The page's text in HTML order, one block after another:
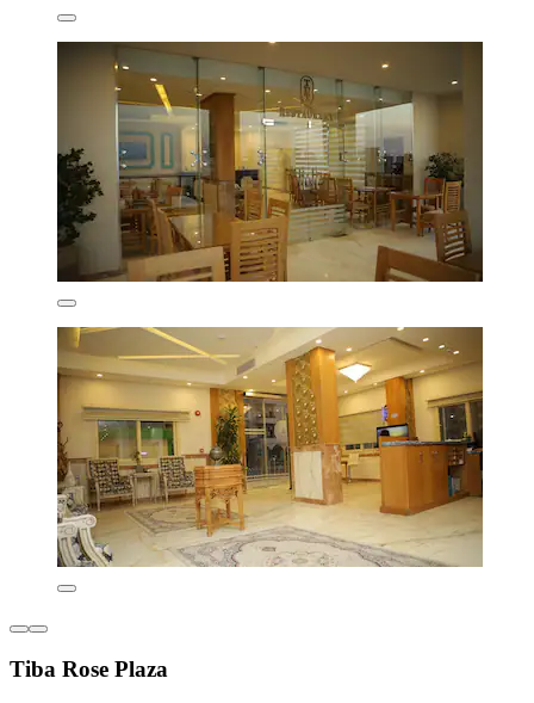
Tiba Rose Plaza